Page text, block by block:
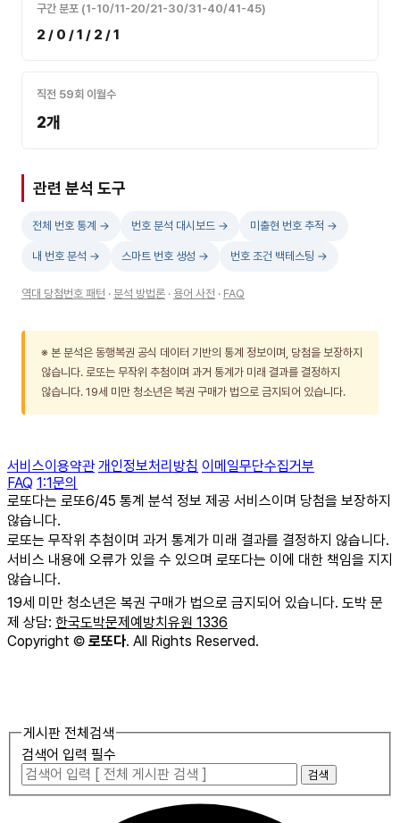
구간 분포 (1-10/11-20/21-30/31-40/41-45)
2 / 0 / 1 / 2 / 1
직전 59회 이월수
2개
관련 분석 도구
전체 번호 통계 → 번호 분석 대시보드 → 미출현 번호 추적 →
내 번호 분석 → 스마트 번호 생성 → 번호 조건 백테스팅 →
역대 당첨번호 패턴 · 분석 방법론 · 용어 사전 · FAQ
※ 본 분석은 동행복권 공식 데이터 기반의 통계 정보이며, 당첨을 보장하지
않습니다. 로또는 무작위 추첨이며 과거 통계가 미래 결과를 결정하지
않습니다. 19세 미만 청소년은 복권 구매가 법으로 금지되어 있습니다.
서비스이용약관 개인정보처리방침 이메일무단수집거부
FAQ 1:1문의
로또다는 로또6/45 통계 분석 정보 제공 서비스이며 당첨을 보장하지
않습니다.
로또는 무작위 추첨이며 과거 통계가 미래 결과를 결정하지 않습니다.
서비스 내용에 오류가 있을 수 있으며 로또다는 이에 대한 책임을 지지
않습니다.
19세 미만 청소년은 복권 구매가 법으로 금지되어 있습니다. 도박 문
제 상담: 한국도박문제예방치유원 1336
Copyright © 로또다. All Rights Reserved.
게시판 전체검색
검색어 입력 필수
검색